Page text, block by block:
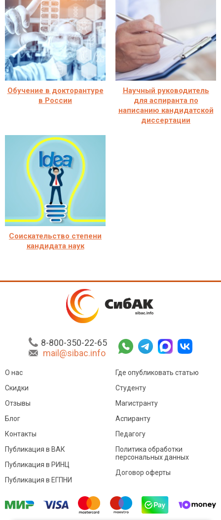
Обучение в докторантуре
в России
Научный руководитель
для аспиранта по
написанию кандидатской
диссертации
Соискательство степени
кандидата наук
8-800-350-22-65
mail@sibac.info
О нас
Скидки
Отзывы
Блог
Контакты
Где опубликовать статью
Студенту
Магистранту
Аспиранту
Педагогу
Публикация в ВАК
Публикация в РИНЦ
Публикация в ЕГПНИ
Политика обработки
персональных данных
Договор оферты